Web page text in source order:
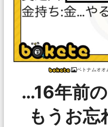
ベトナムオオ
…16年前
もうお忘